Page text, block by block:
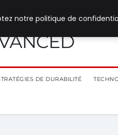
DE DURABILITÉ
notre politique de